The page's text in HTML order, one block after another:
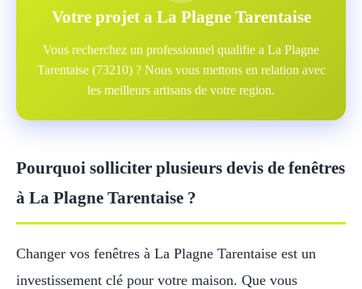
Votre projet a La Plagne Tarentaise
Vous recherchez un professionnel qualifie a La Plagne
Tarentaise (73210) ? Nous vous mettons en relation avec
les meilleurs artisans de votre region.
Pourquoi solliciter plusieurs devis de fenêtres
à La Plagne Tarentaise ?
Changer vos fenêtres à La Plagne Tarentaise est un
investissement clé pour votre maison. Que vous